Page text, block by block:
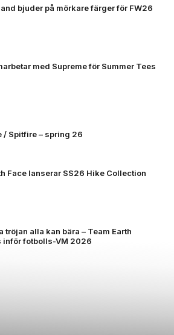
bjuder på mörkare färger för FW26
med Supreme för Summer Tees
/ Spitfire – spring 26
Face lanserar SS26 Hike Collection
tröjan alla kan bära – Team Earth
inför fotbolls-VM 2026